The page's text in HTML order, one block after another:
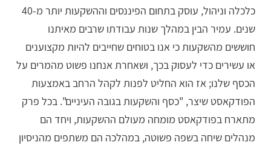
כלכלה וניהול, עוסק בתחום הפיננסים וההשקעות יותר מ-40
שנים. עמיר הבין במהלך שנות עבודתו שרבים מאיתנו
חוששים מהשקעות כי אנו בטוחים שחייבים להיות מקצוענים
או עשירים כדי לעסוק בכך, ושאחרת אנחנו פשוט מהמרים על
הכסף שלנו; אז הוא החליט לפנות לקהל הרחב באמצעות
הפודקאסט שיצר, "כסף והשקעות בגובה העיניים". בכל פרק
מתארח בפודקאסט מומחה מעולם ההשקעות, ויחד הם
מנהלים שיחה בשפה פשוטה, במהלכה הם משתפים מהניסיון